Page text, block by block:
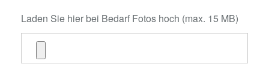
Laden Sie hier bei Bedarf Fotos hoch (max. 15 MB)